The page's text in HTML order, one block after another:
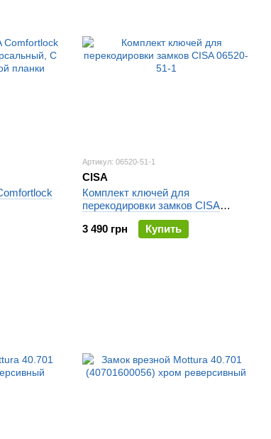
Артикул: 06520-51-1
CISA
Комплект ключей для
перекодировки замков CISA
3 490 грн
Купить